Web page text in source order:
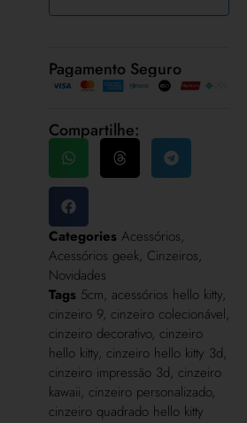
Pagamento Seguro
Compartilhe:
Categories Acessórios,
Acessórios geek, Cinzeiros,
Novidades
Tags 5cm, acessórios hello kitty,
cinzeiro 9, cinzeiro colecionável,
cinzeiro decorativo, cinzeiro
hello kitty, cinzeiro hello kitty 3d,
cinzeiro impressão 3d, cinzeiro
kawaii, cinzeiro personalizado,
cinzeiro quadrado hello kitty